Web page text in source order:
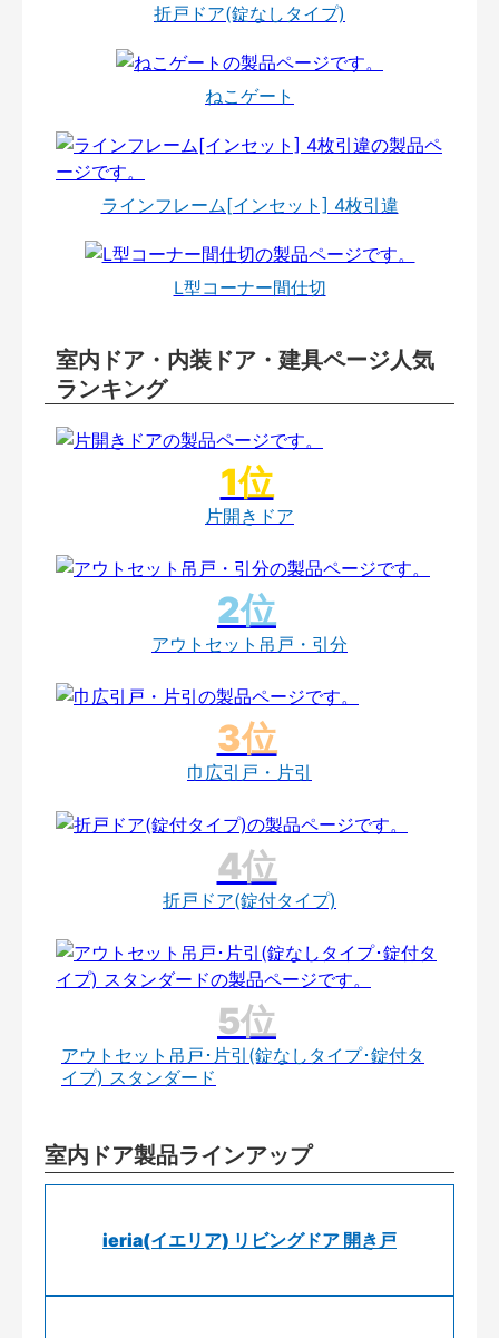
折戸ドア(錠なしタイプ)
ねこゲート
ラインフレーム[インセット] 4枚引違
L型コーナー間仕切
室内ドア・内装ドア・建具ページ人気
ランキング
片開きドア
アウトセット吊戸・引分
巾広引戸・片引
折戸ドア(錠付タイプ)
アウトセット吊戸･片引(錠なしタイプ･錠付タ
イプ) スタンダード
室内ドア製品ラインアップ
ieria(イエリア) リビングドア 開き戸